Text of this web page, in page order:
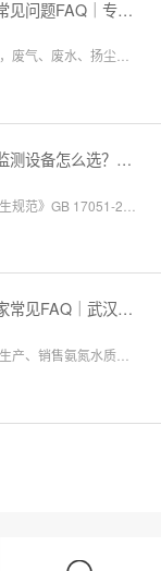
环境在线监测设备厂家常见问题FAQ｜专业厂家答疑解惑
在环保管控日趋严格的当下，废气、废水、扬尘、噪声等环境在线监测设备已成为工矿企业、园区、市政工程必备的合规配套设施。很多客户在选型、合作、安装运维过程中，常会遇到厂家资质、设备精度、数据联网、售后保障等各类问题。 作为专业环境在线监测设备源头厂家，我们深耕环境监测领域多年，拥有自主研发、生产、销售、运维全链条服务能力。下面针对行业高频咨询问题，整理系统化FAQ答疑，一站式解决您的合作与选型顾虑。 一、厂家实力与资质相关问题
城市管网二次供水在线监测设备怎么选？水务单位高频 FAQ
氨氮水质在线监测仪厂家常见FAQ｜武汉正元环境专业解答